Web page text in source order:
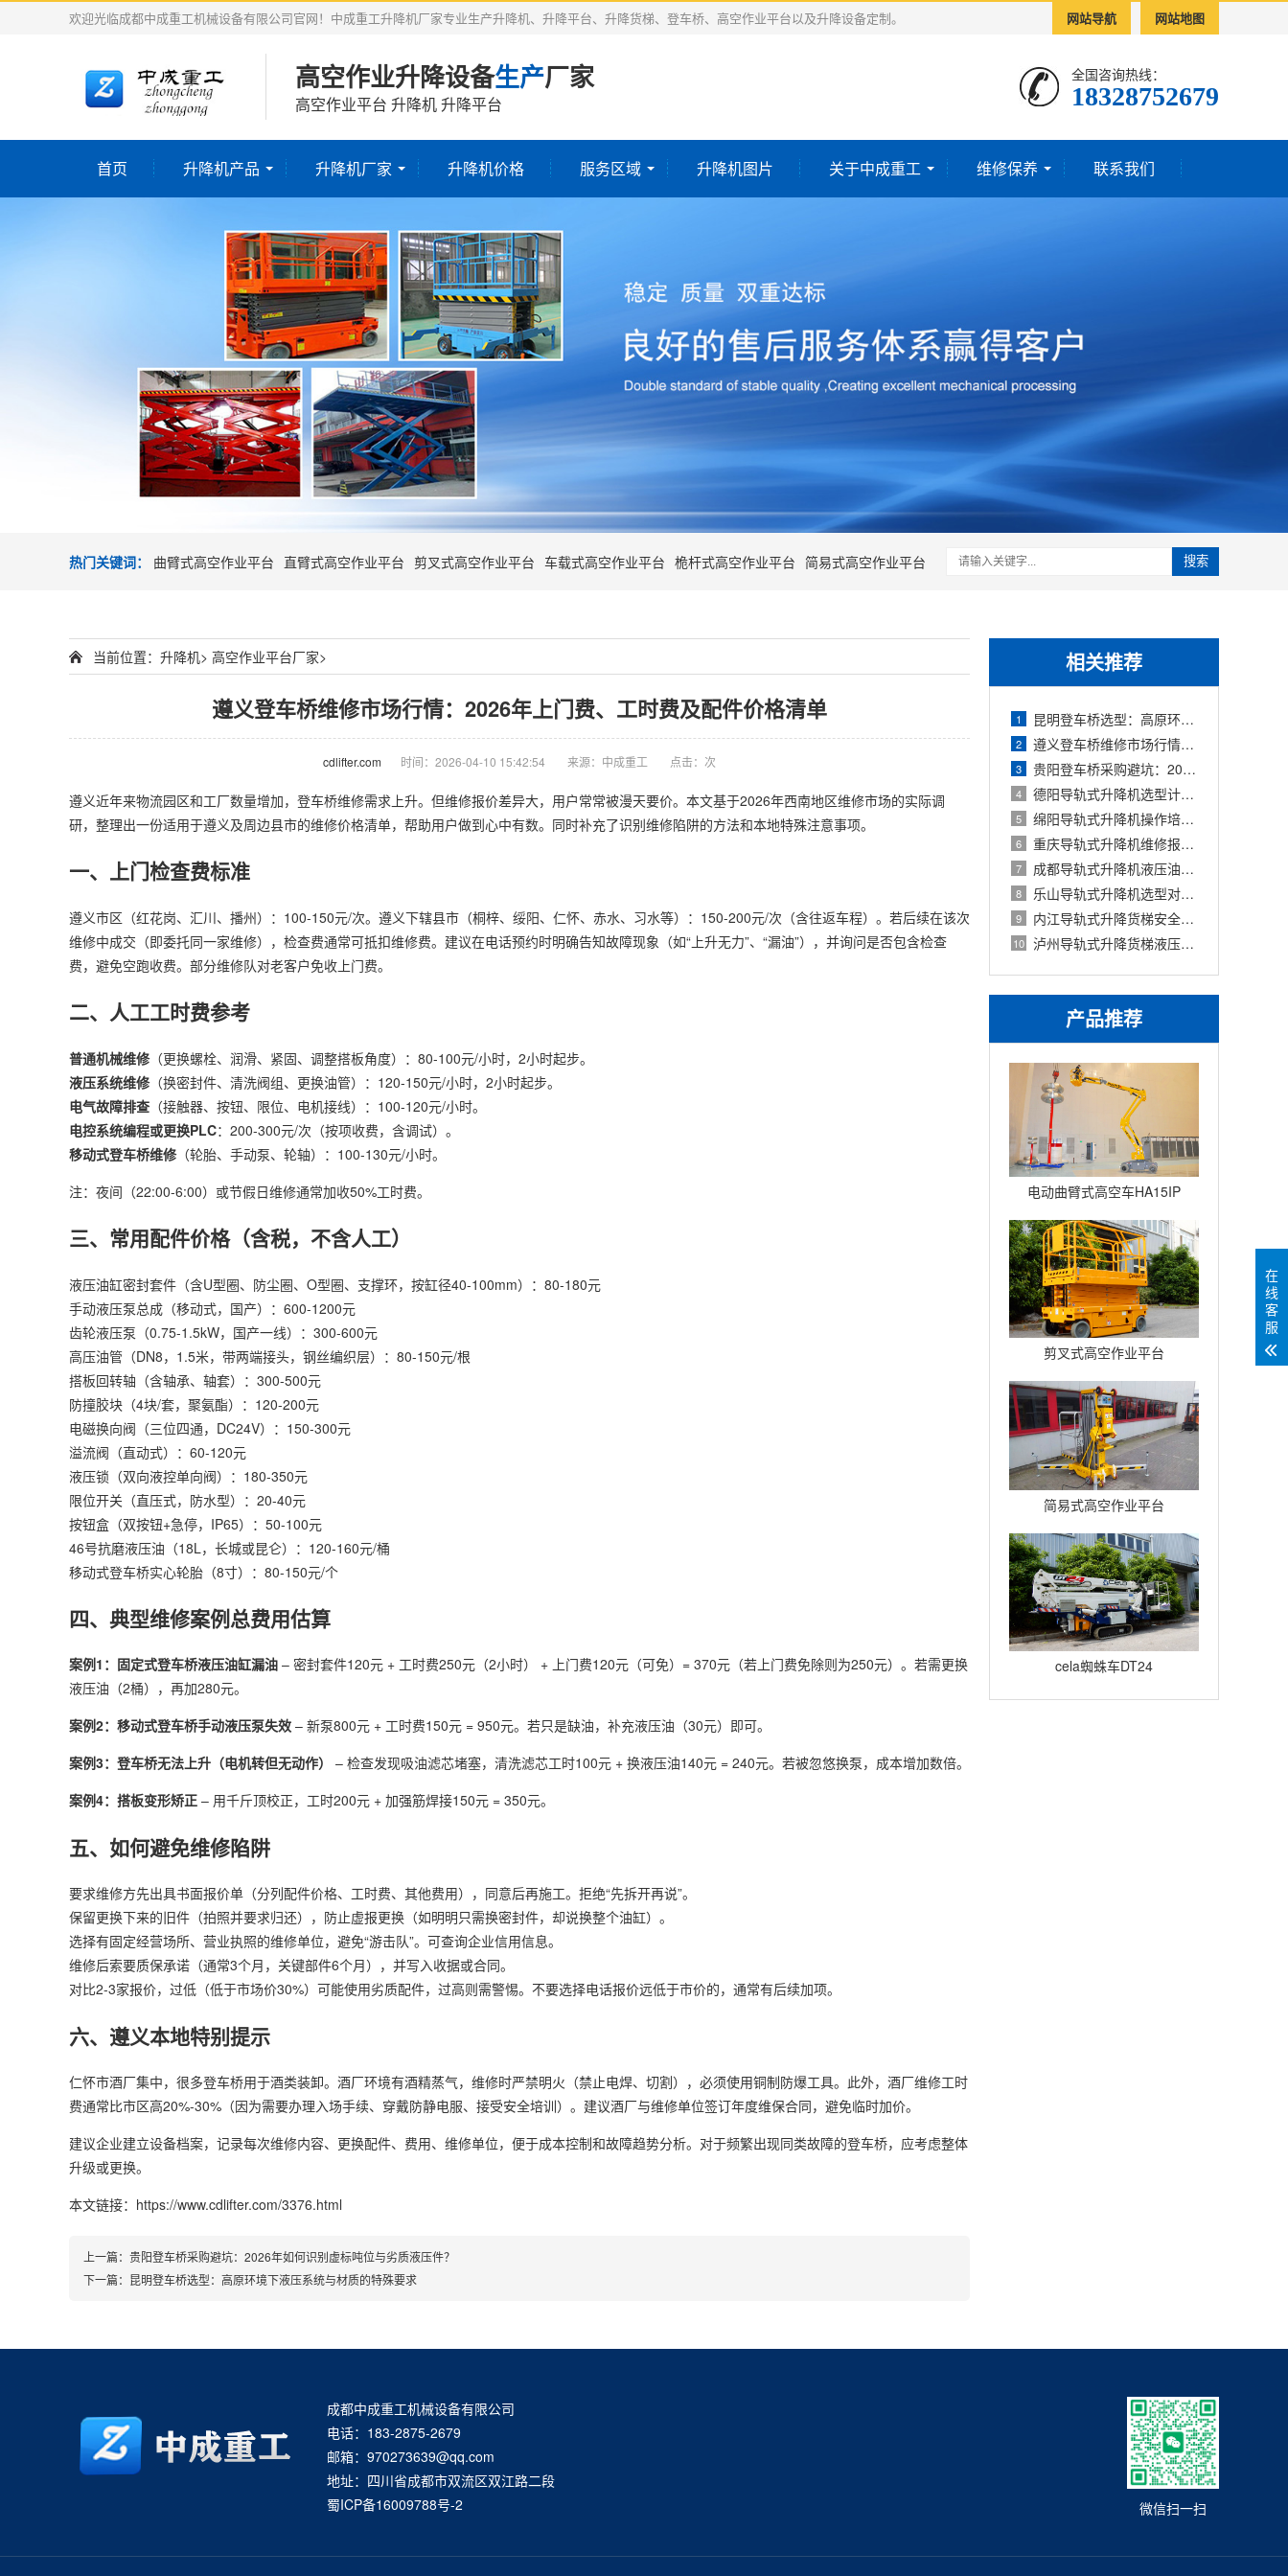
网站导航 网站地图
欢迎光临成都中成重工机械设备有限公司官网！中成重工升降机厂家专业生产升降机、升降平台、升降货梯、登车桥、高空作业平台以及升降设备定制。
高空作业升降设备生产厂家
高空作业平台 升降机 升降平台
全国咨询热线：
18328752679‬
首页 升降机产品 升降机厂家 升降机价格 服务区域 升降机图片 关于中成重工 维修保养 联系我们
热门关键词： 曲臂式高空作业平台 直臂式高空作业平台 剪叉式高空作业平台 车载式高空作业平台 桅杆式高空作业平台 简易式高空作业平台 搜索
相关推荐
1 昆明登车桥选型：高原环境下液压系统与
2 遵义登车桥维修市场行情：2026年上门费、
3 贵阳登车桥采购避坑：2026年如何识别虚标
4 德阳导轨式升降机选型计算：如何根据每
5 绵阳导轨式升降机操作培训：新员工上岗
6 重庆导轨式升降机维修报价：2026年常用配
7 成都导轨式升降机液压油缸更换：拆卸步
8 乐山导轨式升降机选型对比：链条式与钢
9 内江导轨式升降货梯安全使用：超载保护
10 泸州导轨式升降货梯液压系统：油路图解
产品推荐
电动曲臂式高空车HA15IP
剪叉式高空作业平台
Compact12
简易式高空作业平台
Quickup7
cela蜘蛛车DT24
当前位置： 升降机> 高空作业平台厂家>
遵义登车桥维修市场行情：2026年上门费、工时费及配件价格清单
cdlifter.com 时间：2026-04-10 15:42:54 来源：中成重工 点击： 次
遵义近年来物流园区和工厂数量增加， 登车桥维修需求上升。但维修报价差异大，用户常常被漫天要价。本文基于2026年西南地区维修市场的实际调
研，整理出一份适用于遵义及周边县市的维修价格清单，帮助用户做到心中有数。同时补充了识别维修陷阱的方法和本地特殊注意事项。
一、上门检查费标准
遵义市区（红花岗、汇川、播州）：100-150元/次。遵义下辖县市（桐梓、绥阳、仁怀、赤水、习水等）：150-200元/次（含往返车程）。若后续在该次
维修中成交（即委托同一家维修），检查费通常可抵扣维修费。建议在电话预约时明确告知故障现象（如“上升无力”、“漏油”），并询问是否包含检查
费，避免空跑收费。部分维修队对老客户免收上门费。
二、人工工时费参考
普通机械维修（更换螺栓、润滑、紧固、调整搭板角度）：80-100元/小时，2小时起步。
液压系统维修（换密封件、清洗阀组、更换油管）：120-150元/小时，2小时起步。
电气故障排查 （接触器、按钮、限位、电机接线）：100-120元/小时。
电控系统编程或更换PLC：200-300元/次（按项收费，含调试）。
移动式登车桥维修（轮胎、手动泵、轮轴）：100-130元/小时。
注：夜间（22:00-6:00）或节假日维修通常加收50%工时费。
三、常用配件价格（含税，不含人工）
液压油缸密封套件（含U型圈、防尘圈、O型圈、支撑环，按缸径40-100mm）：80-180元
手动液压泵总成（移动式，国产）：600-1200元
齿轮液压泵（0.75-1.5kW，国产一线）：300-600元
高压油管（DN8，1.5米，带两端接头，钢丝编织层）：80-150元/根
搭板回转轴（含轴承、轴套）：300-500元
防撞胶块（4块/套，聚氨酯）：120-200元
电磁换向阀（三位四通，DC24V）：150-300元
溢流阀（直动式）：60-120元
液压锁（双向液控单向阀）：180-350元
限位开关（直压式，防水型）：20-40元
按钮盒（双按钮+急停，IP65）：50-100元
46号抗磨液压油（18L，长城或昆仑）：120-160元/桶
移动式登车桥实心轮胎（8寸）：80-150元/个
四、典型维修案例总费用估算
案例1：固定式登车桥液压油缸漏油 – 密封套件120元 + 工时费250元（2小时） + 上门费120元（可免）= 370元（若上门费免除则为250元）。若需更换
液压油（2桶），再加280元。
案例2：移动式登车桥手动液压泵失效 – 新泵800元 + 工时费150元 = 950元。若只是缺油，补充液压油（30元）即可。
案例3：登车桥无法上升（电机转但无动作）
– 检查发现吸油滤芯堵塞，清洗滤芯工时100元 + 换液压油140元 = 240元。若被忽悠换泵，成本增加数倍。
案例4：搭板变形矫正 – 用千斤顶校正，工时200元 + 加强筋焊接150元 = 350元。
五、如何避免维修陷阱
要求维修方先出具书面报价单（分列配件价格、工时费、其他费用），同意后再施工。拒绝“先拆开再说”。
保留更换下来的旧件（拍照并要求归还），防止虚报更换（如明明只需换密封件，却说换整个油缸）。
选择有固定经营场所、营业执照的维修单位，避免“游击队”。可查询企业信用信息。
维修后索要质保承诺（通常3个月，关键部件6个月），并写入收据或合同。
对比2-3家报价，过低（低于市场价30%）可能使用劣质配件，过高则需警惕。不要选择电话报价远低于市价的，通常有后续加项。
六、遵义本地特别提示
仁怀市酒厂集中，很多登车桥用于酒类装卸。酒厂环境有酒精蒸气，维修时严禁明火（禁止电焊、切割），必须使用铜制防爆工具。此外，酒厂维修工时
费通常比市区高20%-30%（因为需要办理入场手续、穿戴防静电服、接受安全培训）。建议酒厂与维修单位签订年度维保合同，避免临时加价。
建议企业建立设备档案，记录每次维修内容、更换配件、费用、维修单位，便于成本控制和故障趋势分析。对于频繁出现同类故障的登车桥，应考虑整体
升级或更换。
本文链接：https://www.cdlifter.com/3376.html
上一篇： 贵阳登车桥采购避坑：2026年如何识别虚标吨位与劣质液压件？
下一篇： 昆明登车桥选型：高原环境下液压系统与材质的特殊要求
微信扫一扫
成都中成重工机械设备有限公司
电话：183-2875-2679
邮箱：970273639@qq.com
地址：四川省成都市双流区双江路二段
蜀ICP备16009788号-2
在
线
客
服